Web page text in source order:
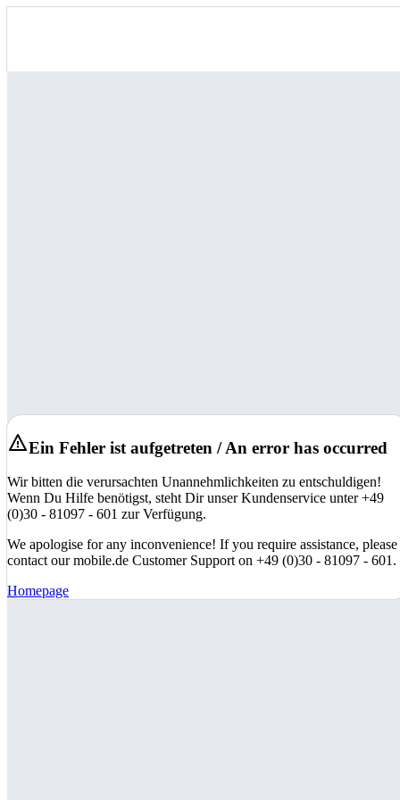
Ein Fehler ist aufgetreten / An error has occurred
Wir bitten die verursachten Unannehmlichkeiten zu entschuldigen!
Wenn Du Hilfe benötigst, steht Dir unser Kundenservice unter +49
(0)30 - 81097 - 601 zur Verfügung.
We apologise for any inconvenience! If you require assistance, please
contact our mobile.de Customer Support on +49 (0)30 - 81097 - 601.
Homepage